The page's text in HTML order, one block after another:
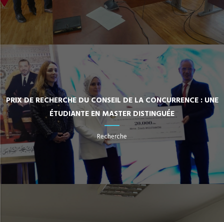
PRIX DE RECHERCHE DU CONSEIL DE LA CONCURRENCE : UNE
ÉTUDIANTE EN MASTER DISTINGUÉE
Recherche